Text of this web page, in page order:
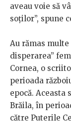
aveau voie să
soților”, spune
Au rămas multe
disperarea”
Cornea, o
perioada
epocă. Aceasta
Brăila, în
către Puterile